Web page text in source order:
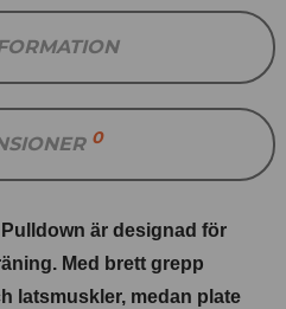
0
är designad för
Med brett grepp
latsmuskler, medan plate